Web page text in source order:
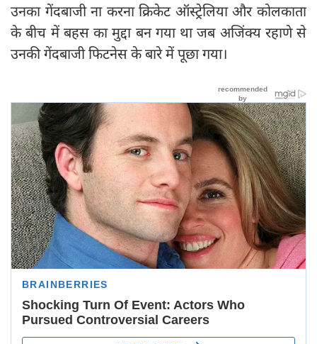
उनका गेंदबाजी ना करना क्रिकेट ऑस्ट्रेलिया और कोलकाता
के बीच में बहस का मुद्दा बन गया था जब अजिंक्य रहाणे से
उनकी गेंदबाजी फिटनेस के बारे में पूछा गया।